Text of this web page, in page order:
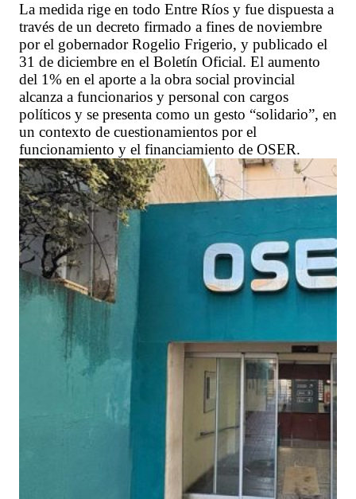
La medida rige en todo Entre Ríos y fue dispuesta a
través de un decreto firmado a fines de noviembre
por el gobernador Rogelio Frigerio, y publicado el
31 de diciembre en el Boletín Oficial. El aumento
del 1% en el aporte a la obra social provincial
alcanza a funcionarios y personal con cargos
políticos y se presenta como un gesto “solidario”, en
un contexto de cuestionamientos por el
funcionamiento y el financiamiento de OSER.